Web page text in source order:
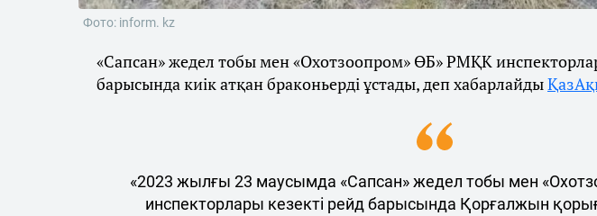
Фото: inform. kz
«Сапсан» жедел тобы мен «Охотзоопром» ӨБ» РМҚК
барысында киік атқан браконьерді ұстады, деп хабарлайды
«2023 жылғы 23 маусымда «Сапсан» жедел тобы мен
инспекторлары кезекті рейд барысында Қорғалжын